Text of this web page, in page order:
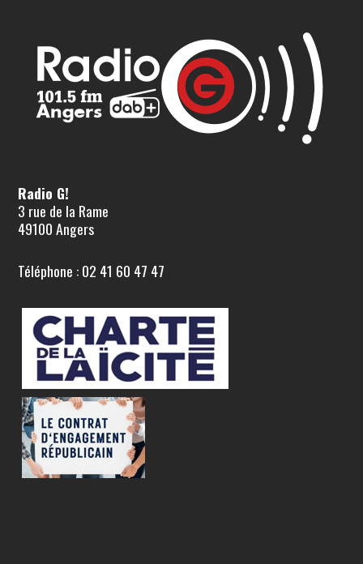
Radio G!
3 rue de la Rame
49100 Angers
Téléphone : 02 41 60 47 47